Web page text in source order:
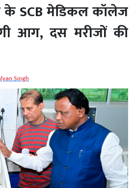
SCB मेडिकल कॉलेज
आग, दस मरीजों की
Singh